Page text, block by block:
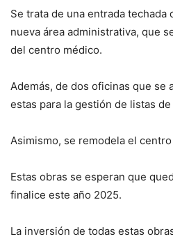
Se trata de una entrada techada
nueva área administrativa, que
del centro médico.
Además, de dos oficinas que se
estas para la gestión de listas
Asimismo, se remodela el
Estas obras se esperan que
finalice este año 2025.
La inversión de todas estas